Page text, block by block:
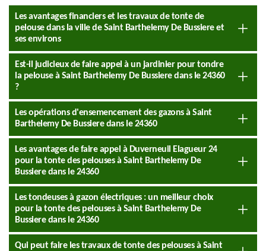
Les avantages financiers et les travaux de tonte de
pelouse dans la ville de Saint Barthelemy De Bussiere et
ses environs
Est-il judicieux de faire appel à un jardinier pour tondre
la pelouse à Saint Barthelemy De Bussiere dans le 24360
?
Les opérations d'ensemencement des gazons à Saint
Barthelemy De Bussiere dans le 24360
Les avantages de faire appel à Duverneuil Elagueur 24
pour la tonte des pelouses à Saint Barthelemy De
Bussiere dans le 24360
Les tondeuses à gazon électriques : un meilleur choix
pour la tonte des pelouses à Saint Barthelemy De
Bussiere dans le 24360
Qui peut faire les travaux de tonte des pelouses à Saint